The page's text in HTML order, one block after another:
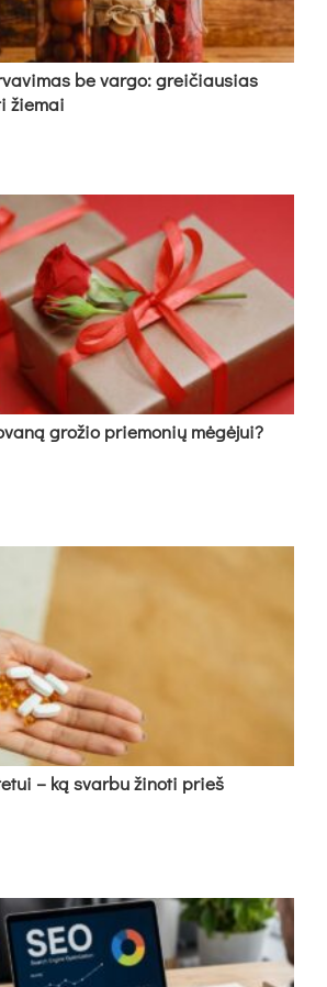
be vargo: greičiausias
žiemai
grožio priemonių mėgėjui?
– ką svarbu žinoti prieš